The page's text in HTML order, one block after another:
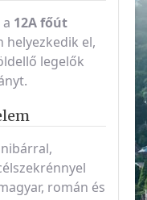
a 12A főút
el,
legelők
román és